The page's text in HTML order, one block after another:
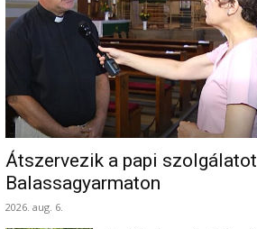
Átszervezik a papi szolgálatot
Balassagyarmaton
2026. aug. 6.